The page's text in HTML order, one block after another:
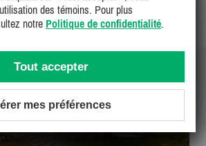
des témoins. Pour plus
notre Politique de confidentialité.
Tout accepter
mes préférences